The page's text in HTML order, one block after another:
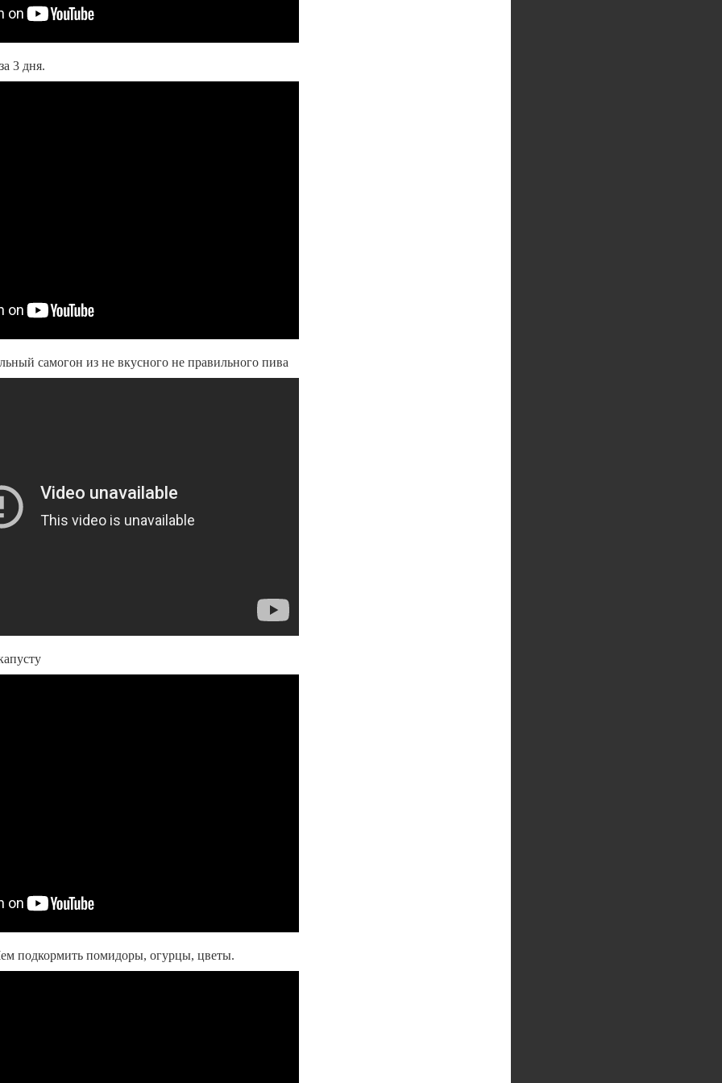
3 дня.
самогон из не вкусного не правильного пива
подкормить помидоры, огурцы, цветы.